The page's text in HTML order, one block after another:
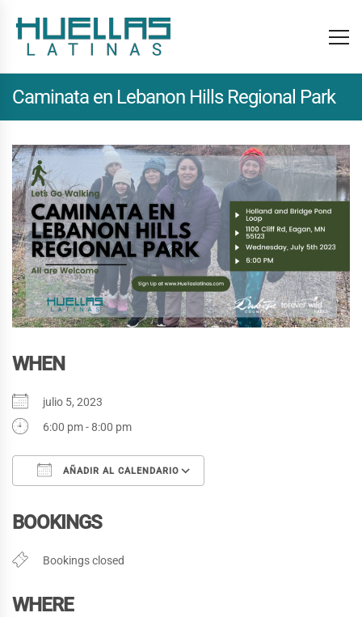
Caminata en Lebanon Hills Regional Park
WHEN
julio 5, 2023
6:00 pm - 8:00 pm
AÑADIR AL CALENDARIO
BOOKINGS
Bookings closed
WHERE